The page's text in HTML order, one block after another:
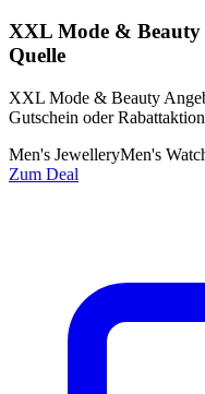
XXL Mode & Beauty
Quelle
XXL Mode & Beauty
Gutschein oder
Men's JewelleryMen's
Zum Deal